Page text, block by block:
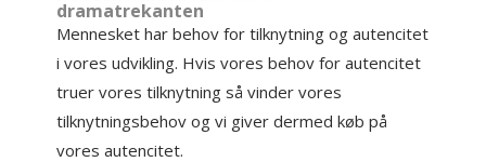
dramatrekanten
Mennesket har behov for tilknytning og autencitet
i vores udvikling. Hvis vores behov for autencitet
truer vores tilknytning så vinder vores
tilknytningsbehov og vi giver dermed køb på
vores autencitet.